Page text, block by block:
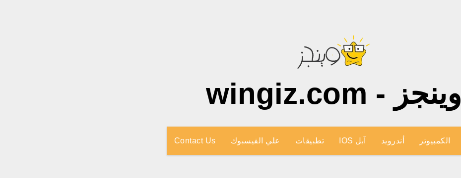
وينجز - wingiz.com
الكمبيوتر أندرويد آبل IOS تطبيقات علي الفيسبوك Contact Us